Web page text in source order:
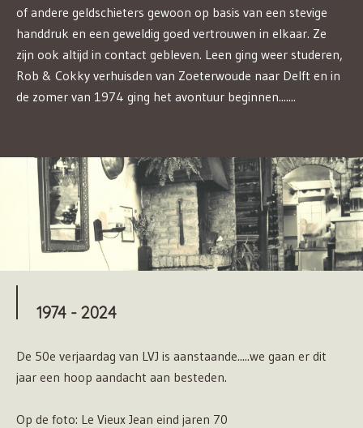
of andere geldschieters gewoon op basis van een stevige
handdruk en een geweldig goed vertrouwen in elkaar. Ze
zijn ook altijd in contact gebleven. Leen ging weer studeren,
Rob & Cokky verhuisden van Zoeterwoude naar Delft en in
de zomer van 1974 ging het avontuur beginnen.......
1974 - 2024
De 50e verjaardag van LVJ is aanstaande.....we gaan er dit
jaar een hoop aandacht aan besteden.
Op de foto: Le Vieux Jean eind jaren 70